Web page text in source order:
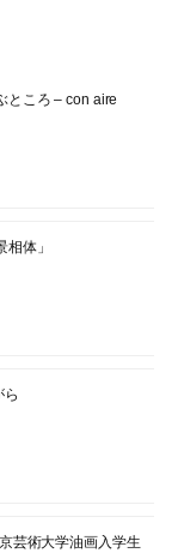
ころ – con aire
体」
ら
芸術大学油画入学生